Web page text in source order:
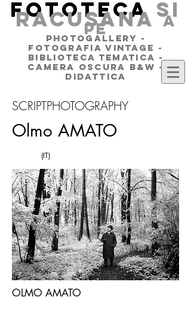
FOTOTECA SI
RACUSANAa
pe
PHOTOGALLERY -
FOTOGRAFIA VINTAGE -
BIBLIOTECA TEMATICA -
CAMERA OSCURA B&W -
DIDATTICA
SCRIPTPHOTOGRAPHY
Olmo AMATO
(IT)
OLMO AMATO